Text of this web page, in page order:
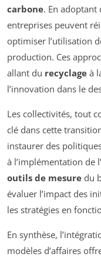
carbone. En adoptant
entreprises peuvent
optimiser l’utilisation
production. Ces
allant du recyclage à
l’innovation dans le
Les collectivités, tout
clé dans cette
instaurer des
à l’implémentation de
outils de mesure du
évaluer l’impact des
les stratégies en
En synthèse,
modèles d’affaires